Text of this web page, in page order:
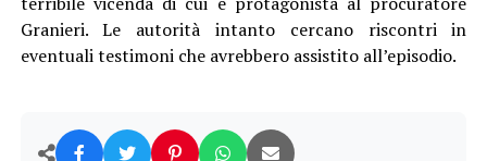
Granieri. Le autorità intanto cercano riscontri in
eventuali testimoni che avrebbero assistito all’episodio.